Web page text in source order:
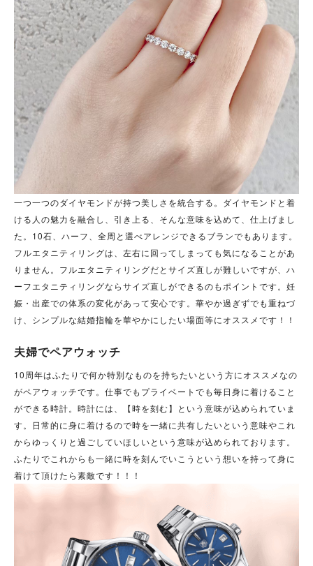
一つ一つのダイヤモンドが持つ美しさを統合する。ダイヤモンドと着
ける人の魅力を融合し、引き上る、そんな意味を込めて、仕上げまし
た。10石、ハーフ、全周と選べアレンジできるブランでもあります。
フルエタニティリングは、左右に回ってしまっても気になることがあ
りません。フルエタニティリングだとサイズ直しが難しいですが、ハ
ーフエタニティリングならサイズ直しができるのもポイントです。妊
娠・出産での体系の変化があって安心です。華やか過ぎずでも重ねづ
け、シンプルな結婚指輪を華やかにしたい場面等にオススメです！！
夫婦でペアウォッチ
10周年はふたりで何か特別なものを持ちたいという方にオススメなの
がペアウォッチです。仕事でもプライベートでも毎日身に着けること
ができる時計。時計には、【時を刻む】という意味が込められていま
す。日常的に身に着けるので時を一緒に共有したいという意味やこれ
からゆっくりと過ごしていほしいという意味が込められております。
ふたりでこれからも一緒に時を刻んでいこうという想いを持って身に
着けて頂けたら素敵です！！！